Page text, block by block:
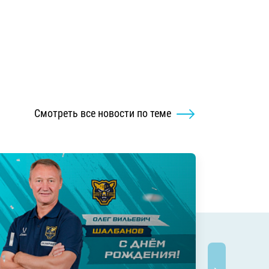
Смотреть все новости по теме